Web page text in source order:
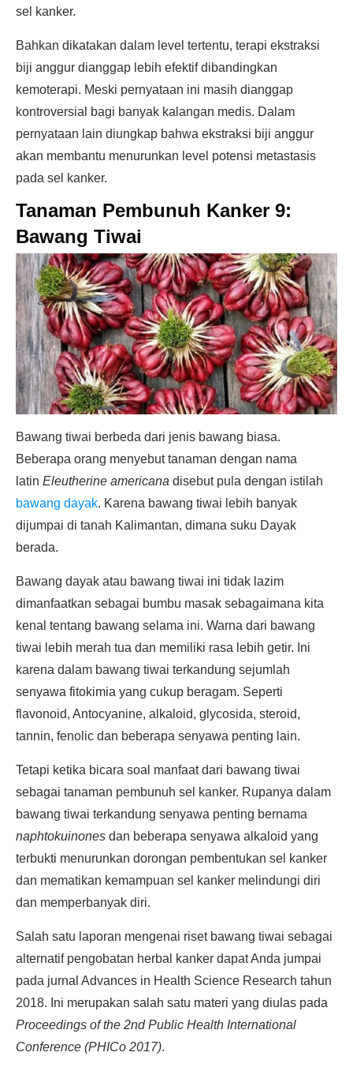
sel kanker.
Bahkan dikatakan dalam level tertentu, terapi ekstraksi
biji anggur dianggap lebih efektif dibandingkan
kemoterapi. Meski pernyataan ini masih dianggap
kontroversial bagi banyak kalangan medis. Dalam
pernyataan lain diungkap bahwa ekstraksi biji anggur
akan membantu menurunkan level potensi metastasis
pada sel kanker.
Tanaman Pembunuh Kanker 9:
Bawang Tiwai
Bawang tiwai berbeda dari jenis bawang biasa.
Beberapa orang menyebut tanaman dengan nama
latin Eleutherine americana disebut pula dengan istilah
bawang dayak. Karena bawang tiwai lebih banyak
dijumpai di tanah Kalimantan, dimana suku Dayak
berada.
Bawang dayak atau bawang tiwai ini tidak lazim
dimanfaatkan sebagai bumbu masak sebagaimana kita
kenal tentang bawang selama ini. Warna dari bawang
tiwai lebih merah tua dan memiliki rasa lebih getir. Ini
karena dalam bawang tiwai terkandung sejumlah
senyawa fitokimia yang cukup beragam. Seperti
flavonoid, Antocyanine, alkaloid, glycosida, steroid,
tannin, fenolic dan beberapa senyawa penting lain.
Tetapi ketika bicara soal manfaat dari bawang tiwai
sebagai tanaman pembunuh sel kanker. Rupanya dalam
bawang tiwai terkandung senyawa penting bernama
naphtokuinones dan beberapa senyawa alkaloid yang
terbukti menurunkan dorongan pembentukan sel kanker
dan mematikan kemampuan sel kanker melindungi diri
dan memperbanyak diri.
Salah satu laporan mengenai riset bawang tiwai sebagai
alternatif pengobatan herbal kanker dapat Anda jumpai
pada jurnal Advances in Health Science Research tahun
2018. Ini merupakan salah satu materi yang diulas pada
Proceedings of the 2nd Public Health International
Conference (PHICo 2017).